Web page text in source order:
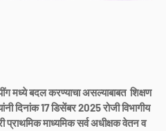
मध्ये बदल करण्याचा असल्याबाबत शिक्षण
दिनांक 17 डिसेंबर 2025 रोजी विभागीय
प्राथमिक माध्यमिक सर्व अधीक्षक वेतन व